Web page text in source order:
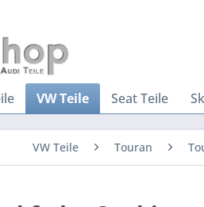
VW Teile Seat Teile
VW Teile Touran